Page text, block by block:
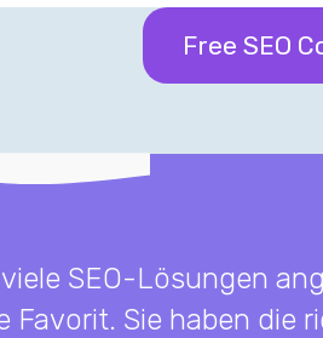
Free SEO
SEO-Lösungen
Favorit. Sie haben die